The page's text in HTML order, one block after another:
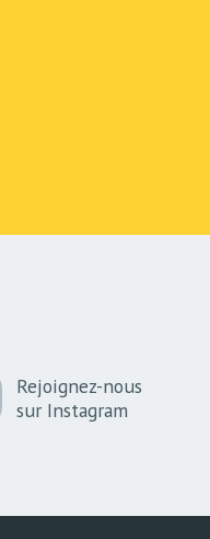
Rejoignez-nous
sur Instagram